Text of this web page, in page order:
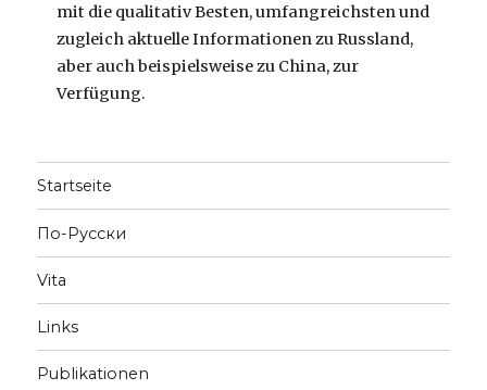
mit die qualitativ Besten, umfangreichsten und
zugleich aktuelle Informationen zu Russland,
aber auch beispielsweise zu China, zur
Verfügung.
Startseite
По-Русски
Vita
Links
Publikationen